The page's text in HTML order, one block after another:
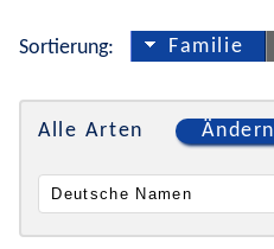
Sortierung: Familie
Alle Arten Ändern